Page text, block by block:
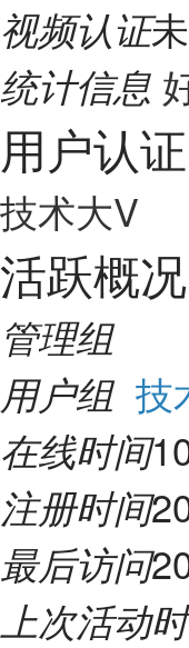
视频认证
统计信息
用户认证
技术大V
活跃概况
管理组
用户组 技
在线时间
注册时间
最后访问
上次活动